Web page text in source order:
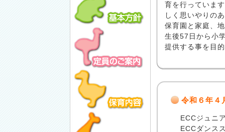
育を行っていま
しく思いやりの
保育園と家庭、
生後57日から小
提供する事を目
令和６年４
ECCジュニ
ECCダンス